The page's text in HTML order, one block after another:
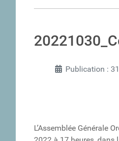
Publication :
L’Assemblée Générale